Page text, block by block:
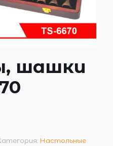
шашки
Настольные